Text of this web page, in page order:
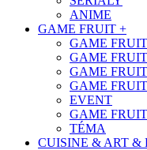
ANIME
GAME FRUIT +
GAME
GAME
GAME
GAME
EVENT
GAME
TÉMA
CUISINE & ART &